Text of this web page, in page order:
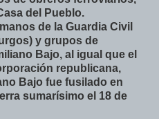
del Pueblo.
de la Guardia Civil
y grupos de
Bajo, al igual que el
republicana,
Bajo fue fusilado en
sumarísimo el 18 de